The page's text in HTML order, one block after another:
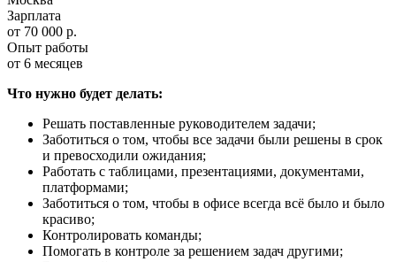
Зарплата
от 70 000 р.
Опыт работы
от 6 месяцев
Что нужно будет делать:
Решать поставленные руководителем задачи;
Заботиться о том, чтобы все задачи были решены в срок
и превосходили ожидания;
Работать с таблицами, презентациями, документами,
платформами;
Заботиться о том, чтобы в офисе всегда всё было и было
красиво;
Контролировать команды;
Помогать в контроле за решением задач другими;